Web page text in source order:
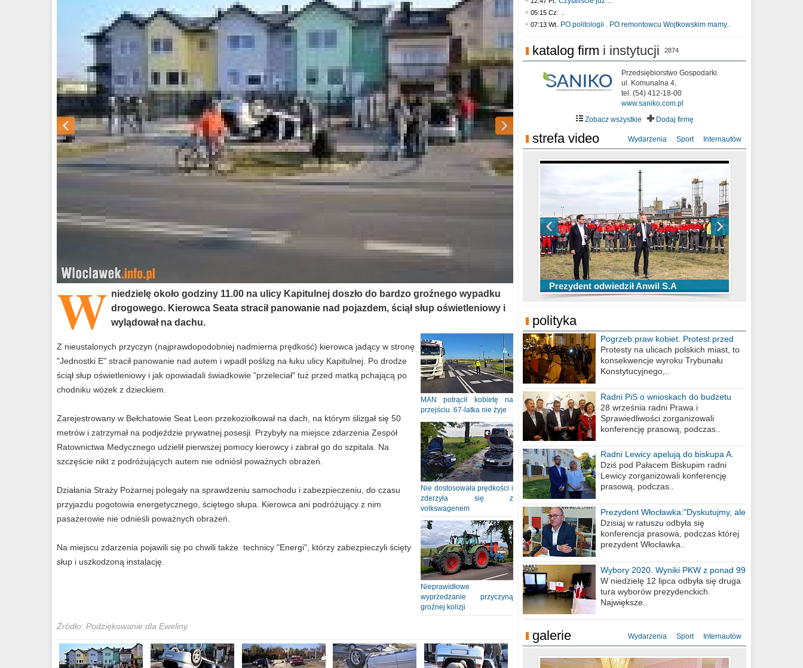
W niedzielę około godziny 11.00 na ulicy Kapitulnej doszło do bardzo groźnego wypadku
drogowego. Kierowca Seata stracił panowanie nad pojazdem, ściął słup oświetleniowy i
wylądował na dachu.
MAN potrącił kobietę na
przejściu. 67-latka nie żyje
Nie dostosowała prędkości i
zderzyła się z
volkswagenem
Nieprawidłowe
wyprzedzanie przyczyną
groźnej kolizji
Z nieustalonych przyczyn (najprawdopodobniej nadmierna prędkość) kierowca jadący w stronę
"Jednostki E" stracił panowanie nad autem i wpadł poślizg na łuku ulicy Kapitulnej. Po drodze
ściął słup oświetleniowy i jak opowiadali świadkowie "przeleciał" tuż przed matką pchającą po
chodniku wózek z dzieckiem.
Zarejestrowany w Bełchatowie Seat Leon przekoziołkował na dach, na którym ślizgał się 50
metrów i zatrzymał na podjeździe prywatnej posesji. Przybyły na miejsce zdarzenia Zespół
Ratownictwa Medycznego udzielił pierwszej pomocy kierowcy i zabrał go do szpitala. Na
szczęście nikt z podróżujących autem nie odniósł poważnych obrażeń.
Działania Straży Pożarnej polegały na sprawdzeniu samochodu i zabezpieczeniu, do czasu
przyjazdu pogotowia energetycznego, ściętego słupa. Kierowca ani podróżujący z nim
pasażerowie nie odnieśli poważnych obrażeń.
Na miejscu zdarzenia pojawili się po chwili także technicy "Energi", którzy zabezpieczyli ścięty
słup i uszkodzoną instalację.
Źródło: Podziękowanie dla Eweliny
05:15 Cz. ..
07:13 Wt. PO politologii . PO remontowcu Wojtkowskim mamy..
katalog firm i instytucji 2874
Przedsiębiorstwo Gospodarki
ul. Komunalna 4,
tel. (54) 412-18-00
www.saniko.com.pl
Zobacz wszystkie
Dodaj firmę
strefa video Wydarzenia Sport Internautów
Prezydent odwiedził Anwil S.A
TOP 10 przechwytów Anwilu Włocławek
w EBL w sezonie 2019/2020
TOP 5 rzutów Anwilu Włocławek w BCL
w sezonie 2019/2020
Ni To Ponk - W oczach mamy strach
sixf33t .Last Year DRONE FOOTAGE
Włocławek
XXIII Sesja Rady Miasta Włocławek VIII
kadencji w dniu 09.06.2020 r.
polityka
Pogrzeb praw kobiet. Protest przed
biurem poselskim PiS
Protesty na ulicach polskich miast, to
konsekwencje wyroku Trybunału
Konstytucyjnego,..
Radni PiS o wnioskach do budżetu
miasta na 2021 rok
28 września radni Prawa i
Sprawiedliwości zorganizowali
konferencję prasową, podczas..
Radni Lewicy apelują do biskupa A.
Wiesława Meringa
Dziś pod Pałacem Biskupim radni
Lewicy zorganizowali konferencję
prasową, podczas..
Prezydent Włocławka:"Dyskutujmy, ale
nie obrażajmy się”
Dzisiaj w ratuszu odbyła się
konferencja prasowa, podczas której
prezydent Włocławka..
Wybory 2020. Wyniki PKW z ponad 99
procent obwodów
W niedzielę 12 lipca odbyła się druga
tura wyborów prezydenckich.
Największe..
galerie Wydarzenia Sport Internautów
Studniówka Kopernik 2019.01.11
Studniówka LMK 2019.01.05
Studniówka ZS Ekonomicznych
2019.01.05